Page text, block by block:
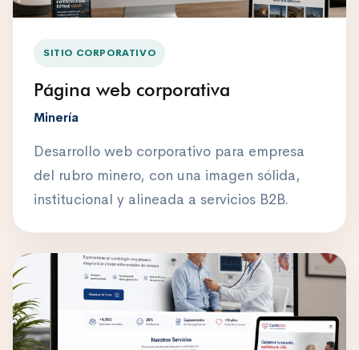
SITIO CORPORATIVO
Página web corporativa
Minería
Desarrollo web corporativo para empresa
del rubro minero, con una imagen sólida,
institucional y alineada a servicios B2B.